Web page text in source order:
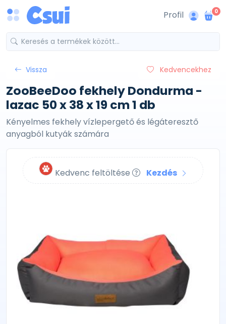
Profil 0
Vissza Kedvencekhez
ZooBeeDoo fekhely Dondurma -
lazac 50 x 38 x 19 cm 1 db
Kényelmes fekhely vízlepergető és légáteresztő
anyagból kutyák számára
Kedvenc feltöltése Kezdés